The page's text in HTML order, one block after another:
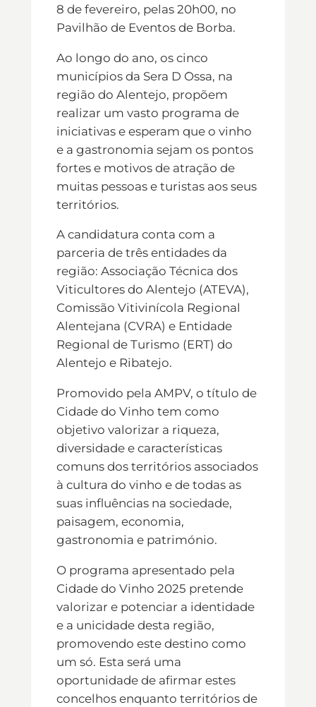
8 de fevereiro, pelas 20h00, no
Pavilhão de Eventos de Borba.
Ao longo do ano, os cinco
municípios da Sera D ́Ossa, na
região do Alentejo, propõem
realizar um vasto programa de
iniciativas e esperam que o vinho
e a gastronomia sejam os pontos
fortes e motivos de atração de
muitas pessoas e turistas aos seus
territórios.
A candidatura conta com a
parceria de três entidades da
região: Associação Técnica dos
Viticultores do Alentejo (ATEVA),
Comissão Vitivinícola Regional
Alentejana (CVRA) e Entidade
Regional de Turismo (ERT) do
Alentejo e Ribatejo.
Promovido pela AMPV, o título de
Cidade do Vinho tem como
objetivo valorizar a riqueza,
diversidade e características
comuns dos territórios associados
à cultura do vinho e de todas as
suas influências na sociedade,
paisagem, economia,
gastronomia e património.
O programa apresentado pela
Cidade do Vinho 2025 pretende
valorizar e potenciar a identidade
e a unicidade desta região,
promovendo este destino como
um só. Esta será uma
oportunidade de afirmar estes
concelhos enquanto territórios de